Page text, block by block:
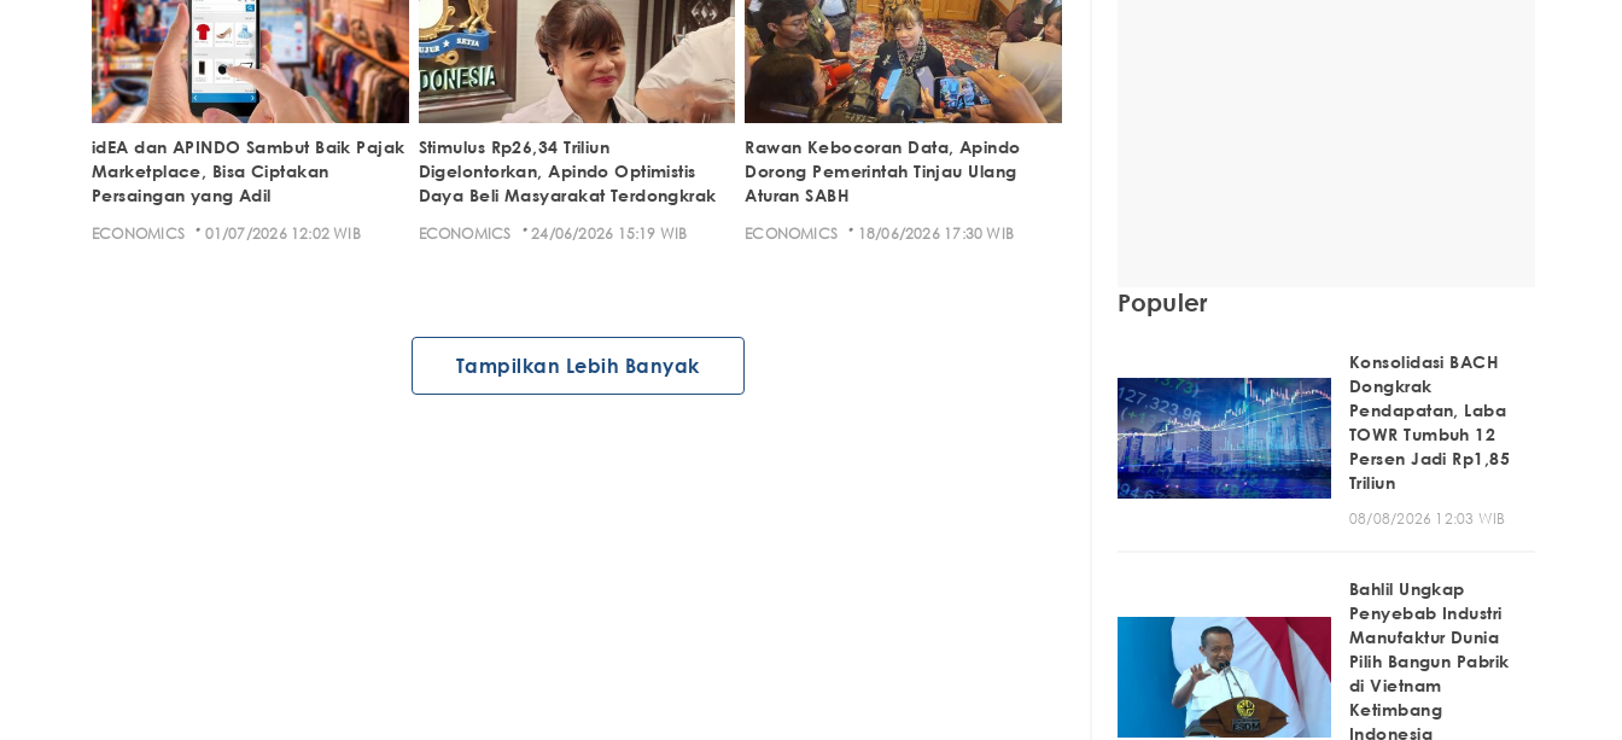
idEA dan APINDO Sambut Baik Pajak
Marketplace, Bisa Ciptakan
Persaingan yang Adil
ECONOMICS · 01/07/2026 12:02 WIB
Stimulus Rp26,34 Triliun
Digelontorkan, Apindo Optimistis
Daya Beli Masyarakat Terdongkrak
ECONOMICS · 24/06/2026 15:19 WIB
Rawan Kebocoran Data, Apindo
Dorong Pemerintah Tinjau Ulang
Aturan SABH
ECONOMICS · 18/06/2026 17:30 WIB
Tampilkan Lebih Banyak
Populer
Konsolidasi BACH
Dongkrak
Pendapatan, Laba
TOWR Tumbuh 12
Persen Jadi Rp1,85
Triliun
08/08/2026 12:03 WIB
Bahlil Ungkap
Penyebab Industri
Manufaktur Dunia
Pilih Bangun Pabrik
di Vietnam
Ketimbang
Indonesia